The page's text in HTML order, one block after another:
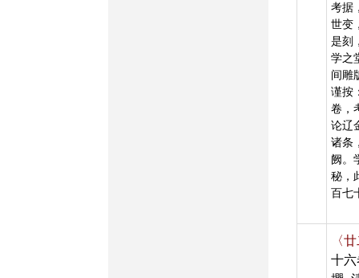
考据
世变
是刻
学之
间雕
谨按
卷，
论辽
诸条
阙。
秘，
百七
〈
十